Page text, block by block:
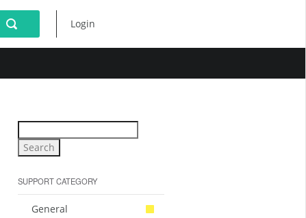
Login
SUPPORT CATEGORY
General